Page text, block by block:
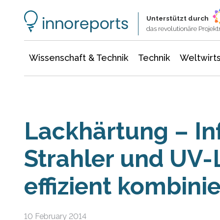
Unterstützt durch
das revolutionäre
Wissenschaft & Technik Technik
Lackhärtung –
Strahler und
effizient
10 February 2014